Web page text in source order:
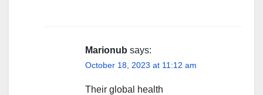
Marionub says:
October 18, 2023 at 11:12 am
Their global health